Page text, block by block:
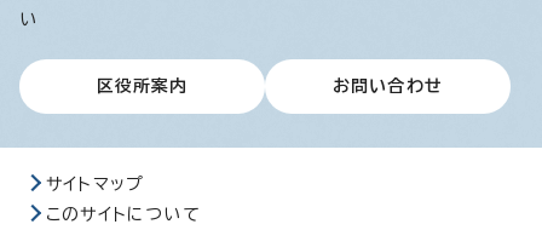
い
区役所案内 お問い合わせ
サイトマップ
このサイトについて